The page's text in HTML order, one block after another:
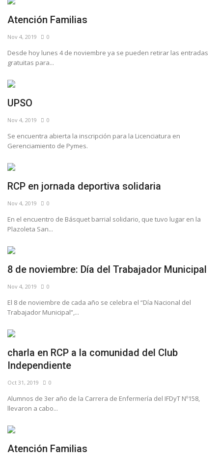
Atención Familias
Nov 4, 2019 0
Desde hoy lunes 4 de noviembre ya se pueden retirar las entradas
gratuitas para...
UPSO
Nov 4, 2019 0
Se encuentra abierta la inscripción para la Licenciatura en
Gerenciamiento de Pymes.
RCP en jornada deportiva solidaria
Nov 4, 2019 0
En el encuentro de Básquet barrial solidario, que tuvo lugar en la
Plazoleta San...
8 de noviembre: Día del Trabajador Municipal
Nov 4, 2019 0
El 8 de noviembre de cada año se celebra el “Día Nacional del
Trabajador Municipal”,...
charla en RCP a la comunidad del Club
Independiente
Oct 31, 2019 0
Alumnos de 3er año de la Carrera de Enfermería del IFDyT Nº158,
llevaron a cabo...
Atención Familias